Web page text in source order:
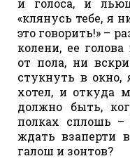
«клянусь тебе, я
это говорить!» –
колени, ее
от пола, ни
стукнуть в окно,
хотел, и откуда
должно быть,
полках сплошь –
ждать взаперти
галош и зонтов?